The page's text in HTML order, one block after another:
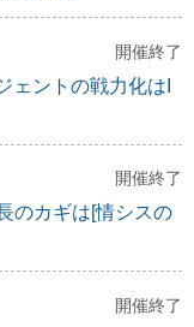
開催終了
ェントの戦力化はI
開催終了
のカギは[情シスの
開催終了